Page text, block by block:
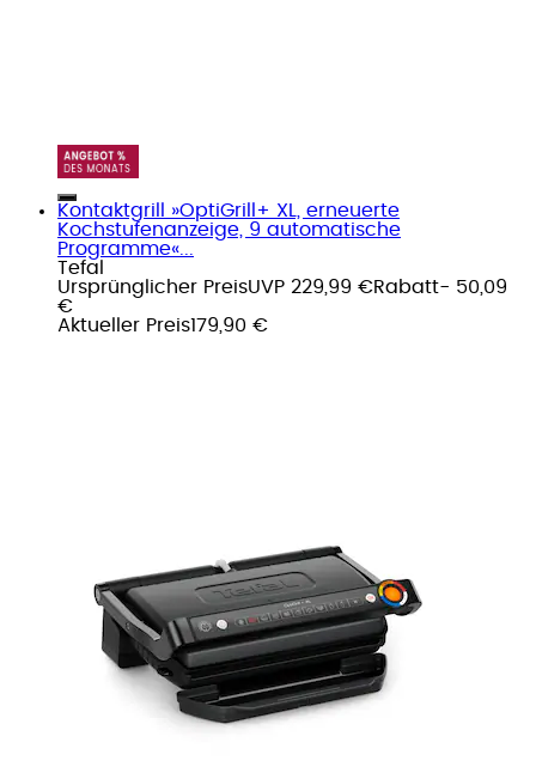
Kontaktgrill »OptiGrill+ XL, erneuerte
Kochstufenanzeige, 9 automatische
Programme«...
Tefal
Ursprünglicher PreisUVP 229,99 €Rabatt- 50,09
€
Aktueller Preis179,90 €